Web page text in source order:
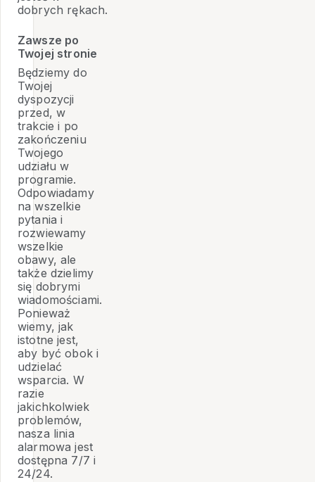
dobrych rękach.
Zawsze po
Twojej stronie
Będziemy do
Twojej
dyspozycji
przed, w
trakcie i po
zakończeniu
Twojego
udziału w
programie.
Odpowiadamy
na wszelkie
pytania i
rozwiewamy
wszelkie
obawy, ale
także dzielimy
się dobrymi
wiadomościami.
Ponieważ
wiemy, jak
istotne jest,
aby być obok i
udzielać
wsparcia. W
razie
jakichkolwiek
problemów,
nasza linia
alarmowa jest
dostępna 7/7 i
24/24.